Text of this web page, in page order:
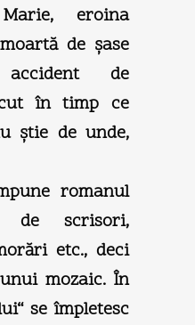
eroina
de şase
de
în timp ce
ştie de unde,
romanul
de scrisori,
etc., deci
mozaic. În
se împletesc